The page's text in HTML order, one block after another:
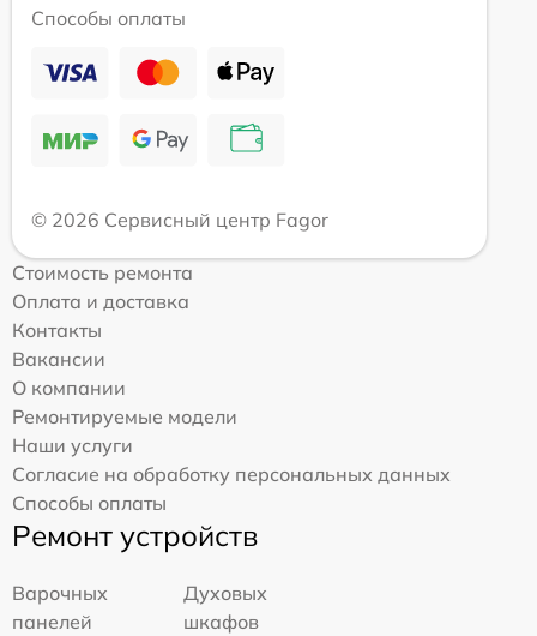
Способы оплаты
© 2026 Сервисный центр Fagor
Стоимость ремонта
Оплата и доставка
Контакты
Вакансии
О компании
Ремонтируемые модели
Наши услуги
Согласие на обработку персональных данных
Способы оплаты
Ремонт устройств
Варочных
панелей
Духовых
шкафов